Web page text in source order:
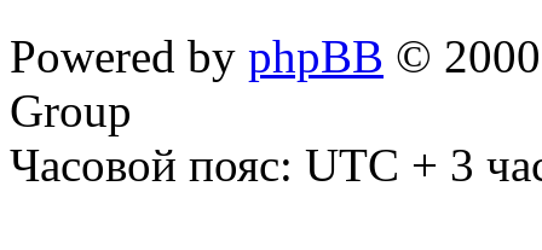
Powered by phpBB ©
Group
Часовой пояс: UTC + 3